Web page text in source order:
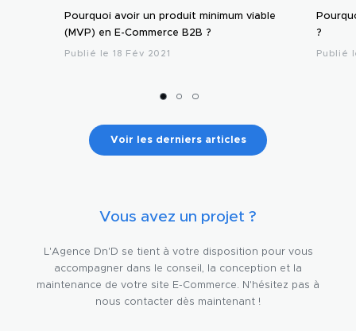
Pourquoi avoir un produit minimum viable
(MVP) en E-Commerce B2B ?
Publié le 18 Fév 2021
?
Publié
Voir les derniers articles
Vous avez un projet ?
L'Agence Dn'D se tient à votre disposition pour vous
accompagner dans le conseil, la conception et la
maintenance de votre site E-Commerce. N'hésitez pas à
nous contacter dès maintenant !